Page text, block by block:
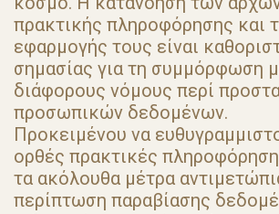
πρακτικής πληροφόρησης και
εφαρμογής τους είναι
σημασίας για τη συμμόρφωση
διάφορους νόμους περί
προσωπικών δεδομένων.
Προκειμένου να
ορθές πρακτικές
τα ακόλουθα μέτρα
περίπτωση παραβίασης